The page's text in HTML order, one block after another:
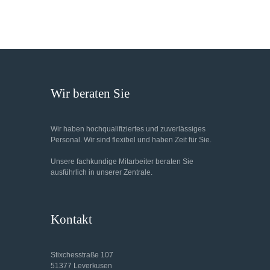
Wir beraten Sie
Wir haben hochqualifiziertes und zuverlässiges
Personal. Wir sind flexibel und haben Zeit für Sie.
Unsere fachkundige Mitarbeiter beraten Sie
ausführlich in unserer Zentrale.
Kontakt
Stixchesstraße 107
51377 Leverkusen